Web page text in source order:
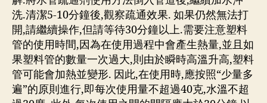
洗.清潔5-10分鐘後,觀察疏通效果. 如果仍然無法打
開,請繼續操作,但請等待30分鐘以上.需要注意塑料
管的使用時間,因為在使用過程中會產生熱量,並且如
果塑料管的數量一次過大,則由於瞬時高溫升高,塑料
管可能會加熱並變形. 因此,在使用時,應按照“少量多
遍”的原則進行,即每次使用量不超過40克,水溫不超